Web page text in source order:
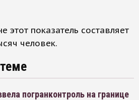
этот показатель составляет
человек.
погранконтроль на границе